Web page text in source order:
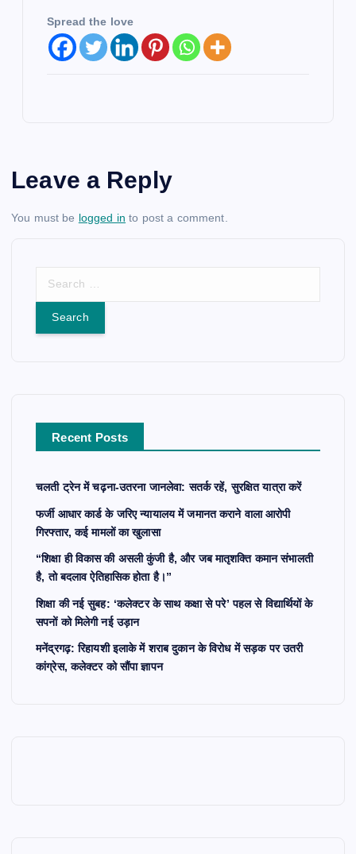
Spread the love
Leave a Reply
You must be logged in to post a comment.
r
Recent Posts
चलती ट्रेन में चढ़ना-उतरना जानलेवा: सतर्क रहें, सुरक्षित यात्रा करें
फर्जी आधार कार्ड के जरिए न्यायालय में जमानत कराने वाला आरोपी
गिरफ्तार, कई मामलों का खुलासा
“शिक्षा ही विकास की असली कुंजी है, और जब मातृशक्ति कमान संभालती
है, तो बदलाव ऐतिहासिक होता है।”
शिक्षा की नई सुबह: ‘कलेक्टर के साथ कक्षा से परे’ पहल से विद्यार्थियों के
सपनों को मिलेगी नई उड़ान
मनेंद्रगढ़: रिहायशी इलाके में शराब दुकान के विरोध में सड़क पर उतरी
कांग्रेस, कलेक्टर को सौंपा ज्ञापन